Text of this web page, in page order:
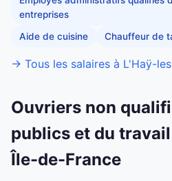
entreprises
Aide de cuisine Chauffeur de
→ Tous les salaires à L'Haÿ-
Ouvriers non
publics et du
Île-de-France